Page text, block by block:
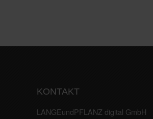
KONTAKT
LANGEundPFLANZ digital GmbH